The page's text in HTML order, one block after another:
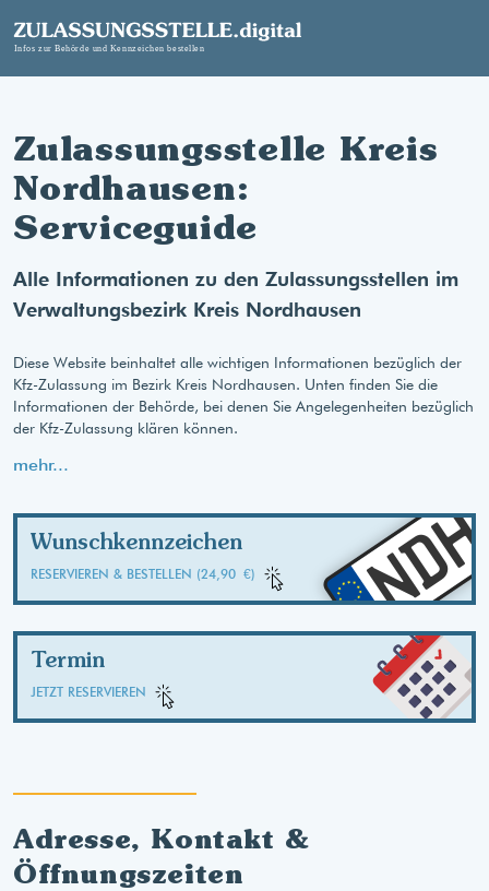
Zulassungsstelle Kreis
Nordhausen:
Serviceguide
Alle Informationen zu den Zulassungsstellen im
Verwaltungsbezirk Kreis Nordhausen
Diese Website beinhaltet alle wichtigen Informationen bezüglich der
Kfz-Zulassung im Bezirk Kreis Nordhausen. Unten finden Sie die
Informationen der Behörde, bei denen Sie Angelegenheiten bezüglich
der Kfz-Zulassung klären können.
mehr...
Wunschkennzeichen
RESERVIEREN & BESTELLEN (24,90 €)
Termin
JETZT RESERVIEREN
Adresse, Kontakt &
Öffnungszeiten